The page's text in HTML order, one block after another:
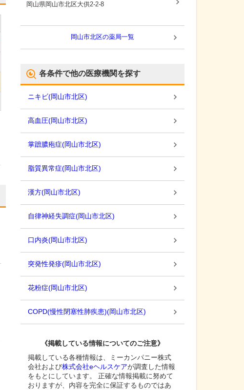
岡山県岡山市北区大供2-2-8
岡山市北区の薬局一覧
各条件で他の医療機関を探す
ニキビ(岡山市北区)
高血圧(岡山市北区)
掌蹠膿疱症(岡山市北区)
脂質異常症(岡山市北区)
漢方(岡山市北区)
自律神経失調症(岡山市北区)
口内炎(岡山市北区)
突発性発疹(岡山市北区)
花粉症(岡山市北区)
COPD(慢性閉塞性肺疾患)(岡山市北区)
《掲載している情報についてのご注意》
掲載している各種情報は、ミーカンパニー株式
会社および株式会社eヘルスケアが調査した情報
をもとにしています。 正確な情報掲載に努めて
おりますが、内容を完全に保証するものではあ